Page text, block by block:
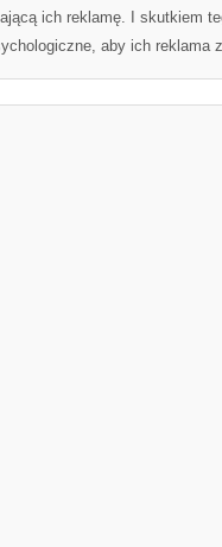
ich reklamę. I skutkiem
aby ich reklama